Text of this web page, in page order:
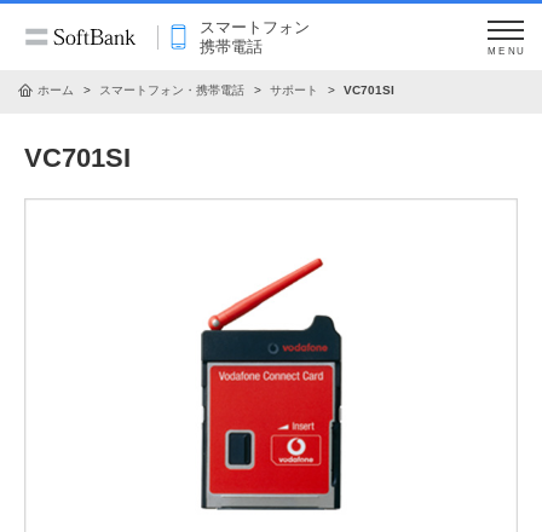
スマートフォン
携帯電話
MENU
ホーム スマートフォン・携帯電話 サポート VC701SI
VC701SI